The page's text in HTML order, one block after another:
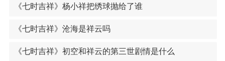
《七时吉祥》杨小祥把绣球抛给了谁
《七时吉祥》沧海是祥云吗
《七时吉祥》初空和祥云的第三世剧情是什么